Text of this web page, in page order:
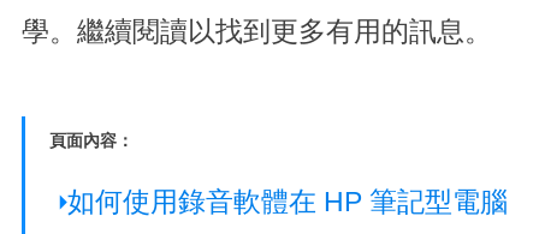
學。繼續閱讀以找到更多有用的訊息。
頁面內容：
如何使用錄音軟體在 HP 筆記型電腦